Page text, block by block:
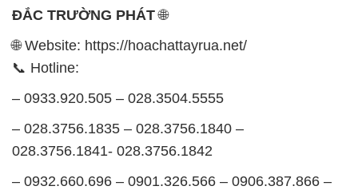
ĐẮC TRƯỜNG PHÁT🌐
🌐 Website: https://hoachattayrua.net/
📞 Hotline:
– 0933.920.505 – 028.3504.5555
– 028.3756.1835 – 028.3756.1840 –
028.3756.1841- 028.3756.1842
– 0932.660.696 – 0901.326.566 – 0906.387.866 –